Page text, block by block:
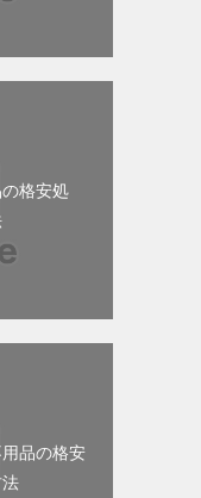
格安処
品の格安